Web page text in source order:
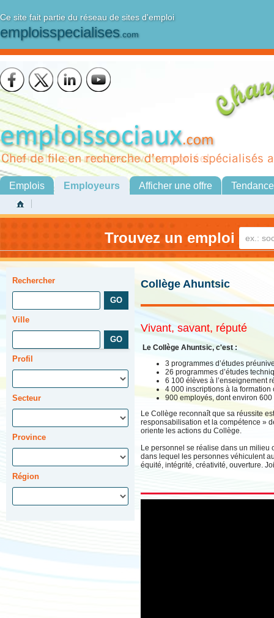
Ce site fait partie du réseau de sites d'emploi
emploisspecialises.com
Emplois Employeurs Afficher une offre
Trouvez un emploi
Rechercher
Ville
Profil
Secteur
Province
Région
Collège Ahuntsic
Vivant, savant, réputé
Le Collège Ahuntsic, c'est :
3 programmes d’études
26 programmes d’études
6 100 élèves à l’enseignement
4 000 inscriptions à la formation
900 employés, dont environ
Le Collège reconnaît que sa réussite
responsabilisation et la compétence »
oriente les actions du Collège.
Le personnel se réalise dans un milieu
dans lequel les personnes véhiculent
équité, intégrité, créativité, ouverture.